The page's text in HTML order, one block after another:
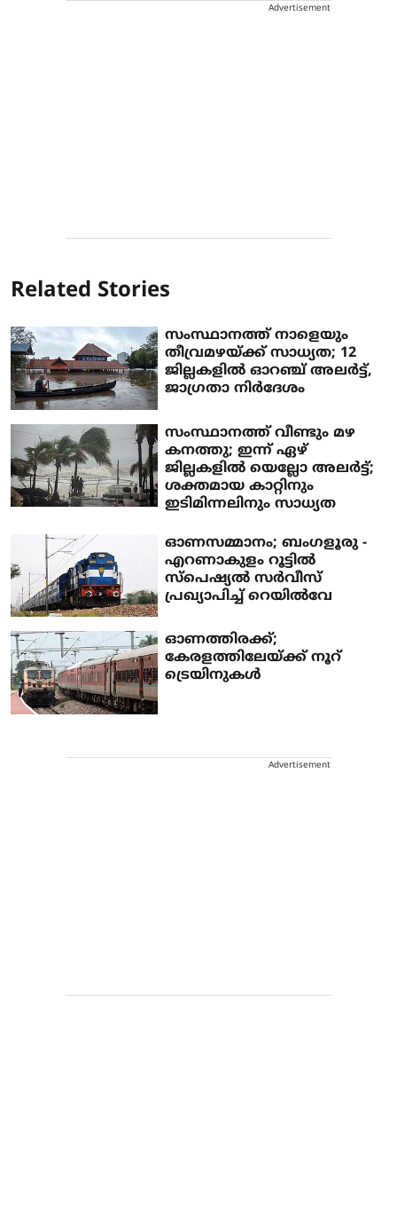
Advertisement
Related Stories
സംസ്ഥാനത്ത് നാളെയും
തീവ്രമഴയ്ക്ക് സാധ്യത; 12
ജില്ലകളില്‍ ഓറഞ്ച് അലര്‍ട്ട്,
ജാഗ്രതാ നിര്‍ദേശം
സംസ്ഥാനത്ത് വീണ്ടും മഴ
കനത്തു; ഇന്ന് ഏഴ്
ജില്ലകളില്‍ യെല്ലോ അലര്‍ട്ട്;
ശക്തമായ കാറ്റിനും
ഇടിമിന്നലിനും സാധ്യത
ഓണസമ്മാനം; ബംഗളൂരു -
എറണാകുളം റൂട്ടില്‍
സ്‌പെഷ്യല്‍ സര്‍വീസ്
പ്രഖ്യാപിച്ച് റെയില്‍വേ
ഓണത്തിരക്ക്;
കേരളത്തിലേയ്ക്ക് നൂറ്
ട്രെയിനുകള്‍
Advertisement